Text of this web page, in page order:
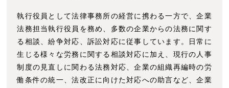
執行役員として法律事務所の経営に携わる一方で、企業
法務担当執行役員を務め、多数の企業からの法務に関す
る相談、紛争対応、訴訟対応に従事しています。日常に
生じる様々な労務に関する相談対応に加え、現行の人事
制度の見直しに関わる法務対応、企業の組織再編時の労
働条件の統一、法改正に向けた対応への助言など、企業